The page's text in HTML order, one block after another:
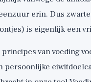
erin. Dus
is eigenlijk een
van voeding
persoonlijke